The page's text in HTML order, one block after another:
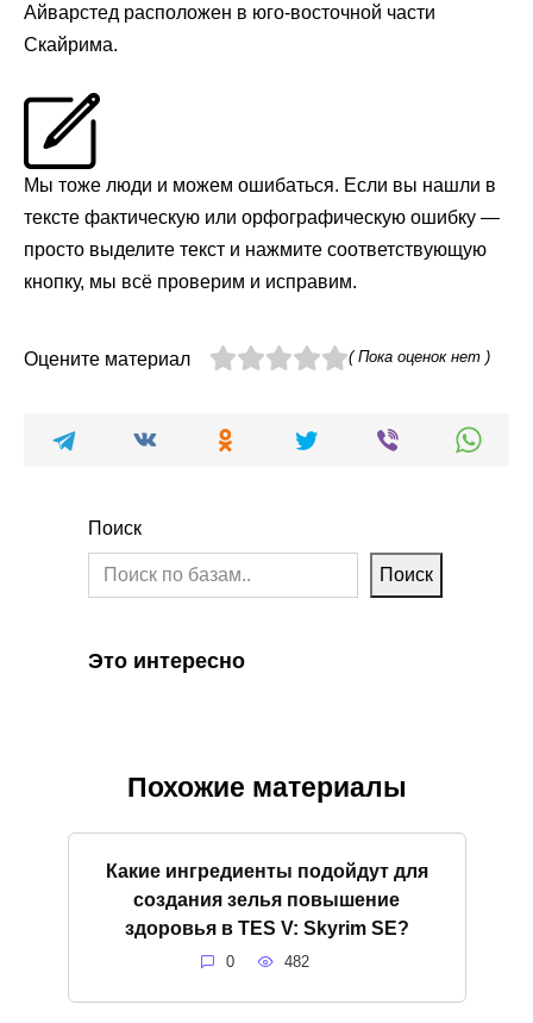
Айварстед расположен в юго-восточной части
Скайрима.
Мы тоже люди и можем ошибаться. Если вы нашли в
тексте фактическую или орфографическую ошибку —
просто выделите текст и нажмите соответствующую
кнопку, мы всё проверим и исправим.
Оцените материал ( Пока оценок нет )
Поиск
Поиск
Это интересно
Похожие материалы
Какие ингредиенты подойдут для
создания зелья повышение
здоровья в TES V: Skyrim SE?
0 482